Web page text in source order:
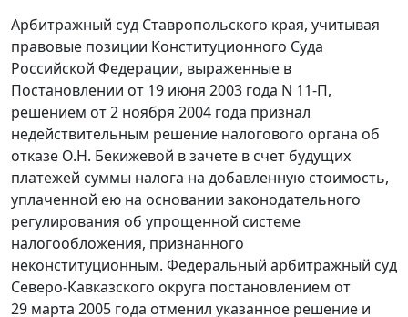
Арбитражный суд Ставропольского края, учитывая
правовые позиции Конституционного Суда
Российской Федерации, выраженные в
Постановлении от 19 июня 2003 года N 11-П,
решением от 2 ноября 2004 года признал
недействительным решение налогового органа об
отказе О.Н. Бекижевой в зачете в счет будущих
платежей суммы налога на добавленную стоимость,
уплаченной ею на основании законодательного
регулирования об упрощенной системе
налогообложения, признанного
неконституционным. Федеральный арбитражный суд
Северо-Кавказского округа постановлением от
29 марта 2005 года отменил указанное решение и